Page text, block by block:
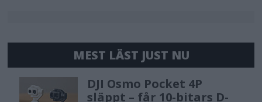
MEST LÄST JUST NU
DJI Osmo Pocket 4P
släppt – får 10-bitars D-